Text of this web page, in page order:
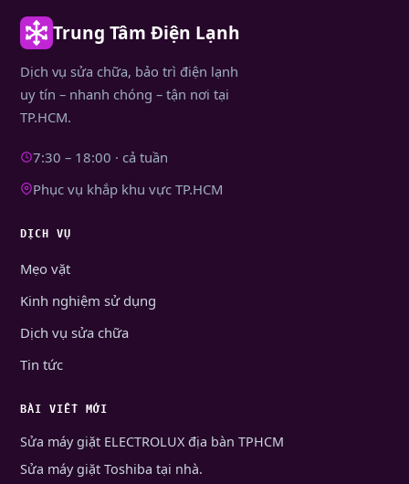
Trung Tâm Điện Lạnh
Dịch vụ sửa chữa, bảo trì điện lạnh
uy tín – nhanh chóng – tận nơi tại
TP.HCM.
7:30 – 18:00 · cả tuần
Phục vụ khắp khu vực TP.HCM
DỊCH VỤ
Mẹo vặt
Kinh nghiệm sử dụng
Dịch vụ sửa chữa
Tin tức
BÀI VIẾT MỚI
Sửa máy giặt ELECTROLUX địa bàn TPHCM
Sửa máy giặt Toshiba tại nhà.